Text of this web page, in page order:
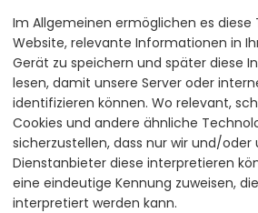
Im Allgemeinen ermöglichen es diese
Website, relevante Informationen in
Gerät zu speichern und später diese
lesen, damit unsere Server oder
identifizieren können. Wo relevant,
Cookies und andere ähnliche
sicherzustellen, dass nur wir und/
Dienstanbieter diese interpretieren
eine eindeutige Kennung zuweisen,
interpretiert werden kann.